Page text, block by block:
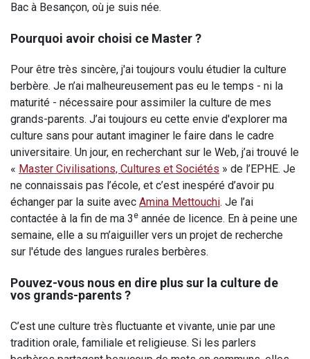
Bac à Besançon, où je suis née.
Pourquoi avoir choisi ce Master ?
Pour être très sincère, j'ai toujours voulu étudier la culture
berbère. Je n’ai malheureusement pas eu le temps - ni la
maturité - nécessaire pour assimiler la culture de mes
grands-parents. J’ai toujours eu cette envie d'explorer ma
culture sans pour autant imaginer le faire dans le cadre
universitaire. Un jour, en recherchant sur le Web, j’ai trouvé le
« Master Civilisations, Cultures et Sociétés » de l’EPHE. Je
ne connaissais pas l’école, et c’est inespéré d’avoir pu
échanger par la suite avec Amina Mettouchi. Je l’ai
contactée à la fin de ma 3 e année de licence. En à peine une
semaine, elle a su m’aiguiller vers un projet de recherche
sur l'étude des langues rurales berbères.
Pouvez-vous nous en dire plus sur la culture de
vos grands-parents ?
C’est une culture très fluctuante et vivante, unie par une
tradition orale, familiale et religieuse. Si les parlers